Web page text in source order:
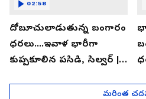
దోబూచులాడుతున్న బంగారం
ధరలు....ఇవాళ భారీగా
కుప్పకూలిన పసిడి, సిల్వర్ |
02:58
మరింత